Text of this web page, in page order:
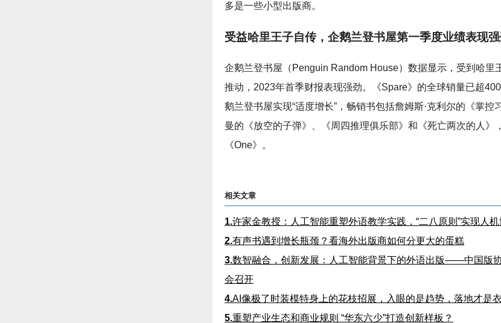
多是一些小型出版商。
受益哈里王子自传，企鹅兰登书屋第一季度业绩表现
企鹅兰登书屋（Penguin Random House）数据显示，受到哈里
推动，2023年首季财报表现强劲。《Spare》的全球销量已超
鹅兰登书屋实现“适度增长”，畅销书包括詹姆斯·克利尔的《掌控
曼的《放空的子弹》、《周四推理俱乐部》和《死亡两次的人》
《One》。
相关文章
1.许家金教授：人工智能重塑外语教学实践，“二八原则”实现人
2.有声书遇到增长瓶颈？看海外出版商如何分更大的蛋糕
3.数智融合，创新发展：人工智能背景下的外语出版——中国版
会召开
4.AI像极了时装模特身上的花枝招展，入眼的是趋势，落地才是
5.重塑产业生态和商业规则 “华东六少”打造创新样板？